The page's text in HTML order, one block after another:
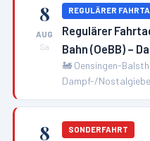
8
AUG
Sa
REGULÄRER
Regulärer
Bahn (OeBB) –
🚂 Oensingen-
Dampf-/
8 SONDERFAHRT